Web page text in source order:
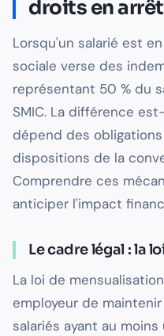
droits en
Lorsqu'un salarié est
sociale verse des
représentant 50 % du
SMIC. La différence
dépend des
dispositions de la
Comprendre ces
anticiper l'impact
Le cadre légal : la
La loi de
employeur de
salariés ayant au